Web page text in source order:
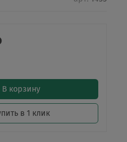
В корзину
в 1 клик